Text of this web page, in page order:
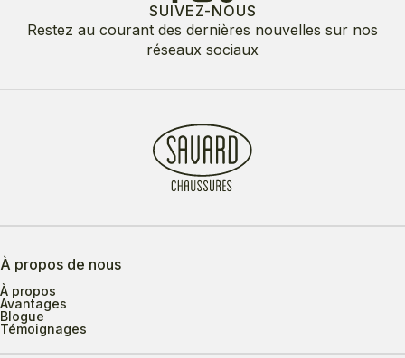
SUIVEZ-NOUS
Restez au courant des dernières nouvelles sur nos
réseaux sociaux
À propos de nous
À propos
Avantages
Blogue
Témoignages